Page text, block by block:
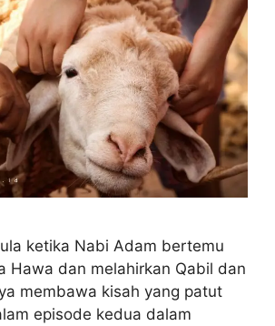
ketika Nabi Adam bertemu
Hawa dan melahirkan Qabil dan
membawa kisah yang patut
episode kedua dalam